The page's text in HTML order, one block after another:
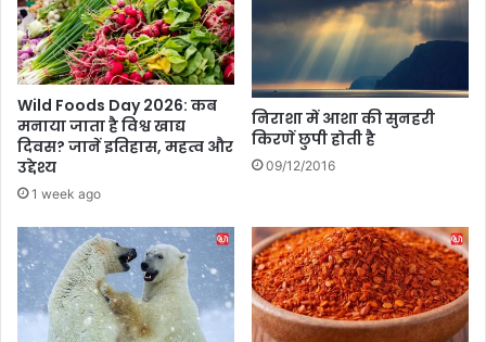
म
प
र
फि
दा
हु
ए
फैं
स
कॉ
मे
डी
ने
Wild Foods Day 2026: कब
मनाया जाता है विश्व खाद्य
दिवस? जानें इतिहास, महत्व और
उद्देश्य
1 week ago
निराशा में आशा की सुनहरी
किरणें छुपी होती है
09/12/2016